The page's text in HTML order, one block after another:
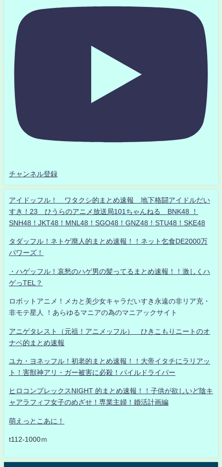
チャンネル登録
アイドッフル！ ワタクシ的まとめ速報 地下格闘アイドルだい
すき！23 ひうらのアニメ放送局101ちゃんねる BNK48 ！
SNH48！JKT48！MNL48！SGO48！GNZ48！STU48！SKE48
タダッフル！ネトゲ廃人的まとめ速報！！ネット乞食DE2000万
パワーズ！
・ハゲッフル！哀愁のハゲ男の髪ってるまとめ速報！！激しくハ
ゲっTEL？
ロボットアニメ！メカと美少女キャラだいすき永遠の非リア充・
非モテ星人 ！あらゆるマニアの為のマニアックサイト
アニゲタレスト（元祖！アニメッフル） ひきこもりニートのオ
ナベ的まとめ速報
ユカ・ヨネッフル！初老的まとめ速報！！大帝イタチにラリアッ
ト！害獣神アリ・ガー被害に必殺！パイルドライバー
ヒロコンプレックスNIGHT 的まとめ速報！！子供が欲しいど陰キ
ャアラフィフ女子のめざせ！専業主婦！婚活計画編
萌えっとこあに！
t112-1000ｍ